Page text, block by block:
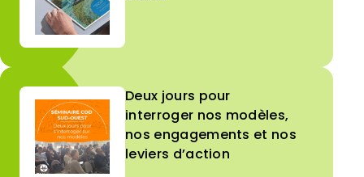
Deux jours pour
interroger nos modèles,
nos engagements et nos
leviers d’action